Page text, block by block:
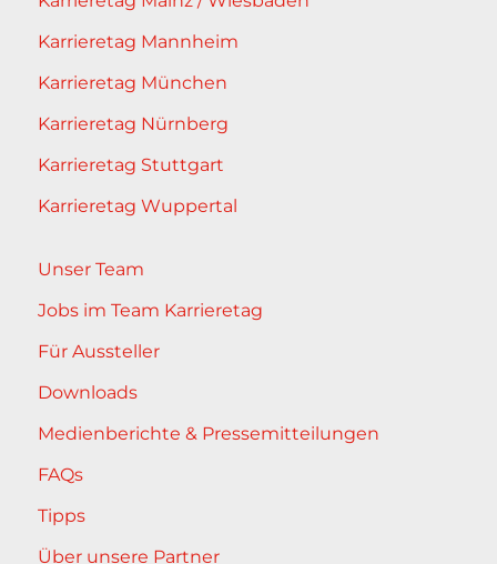
Karrieretag Mannheim
Karrieretag München
Karrieretag Nürnberg
Karrieretag Stuttgart
Karrieretag Wuppertal
Unser Team
Jobs im Team Karrieretag
Für Aussteller
Downloads
Medienberichte & Pressemitteilungen
FAQs
Tipps
Über unsere Partner